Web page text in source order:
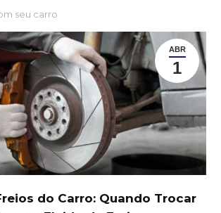
seu carro
ABR
1
do Carro: Quando Trocar